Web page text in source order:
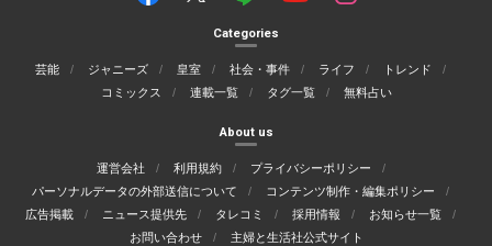
Categories
芸能 ジャニーズ 皇室 社会・事件 ライフ
トレンド
コミックス
連載一覧 タグ一覧 無料占い
About us
運営会社 利用規約
プライバシーポリシー
パーソナルデータの外部送信について
コンテンツ制作・編集ポリシー
広告掲載
ニュース提供先 タレコミ 採用情報
お知らせ一覧
お問い合わせ
主婦と生活社公式サイト